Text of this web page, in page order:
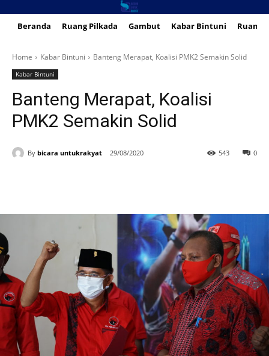
Beranda Ruang Pilkada Gambut Kabar Bintuni Ruang
Home Kabar Bintuni Banteng Merapat, Koalisi PMK2 Semakin Solid
Kabar Bintuni
Banteng Merapat, Koalisi
PMK2 Semakin Solid
By bicara untukrakyat 29/08/2020 0
543